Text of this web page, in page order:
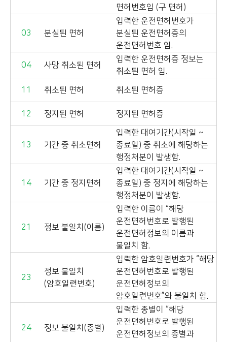
면허번호임 (구 면허)
03 분실된 면허
입력한 운전면허번호가
분실된 운전면허증의
운전면허번호 임.
04 사망 취소된 면허
입력한 운전면허증 정보는
취소된 면허 임.
11 취소된 면허 취소된 면허증
12 정지된 면허 정지된 면허증
13 기간 중 취소면허
입력한 대여기간(시작일 ~
종료일) 중 취소에 해당하는
행정처분이 발생함.
14 기간 중 정지면허
입력한 대여기간(시작일 ~
종료일) 중 정지에 해당하는
행정처분이 발생함.
21 정보 불일치(이름)
입력한 이름이 “해당
운전면허번호로 발행된
운전면허정보의 이름과
불일치 함.
23
정보 불일치
(암호일련번호)
입력한 암호일련번호가 “해당
운전면허번호로 발행된
운전면허정보의
암호일련번호”와 불일치 함.
24 정보 불일치(종별)
입력한 종별이 “해당
운전면허번호로 발행된
운전면허정보의 종별과